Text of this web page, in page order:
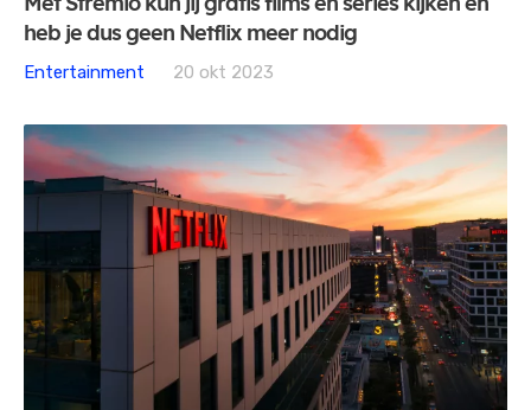
Met Stremio kun jij gratis films en series kijken en
heb je dus geen Netflix meer nodig
Entertainment
20 okt 2023